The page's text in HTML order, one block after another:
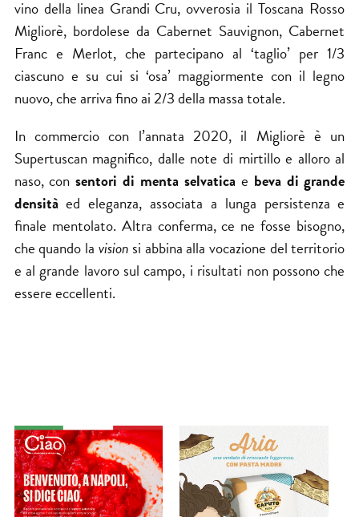
vino della linea Grandi Cru, ovverosia ilToscana Rosso
Migliorè, bordolese da Cabernet Sauvignon, Cabernet
Franc e Merlot, che partecipano al ‘taglio’ per 1/3
ciascuno e su cui si ‘osa’ maggiormente con il legno
nuovo, che arriva fino ai 2/3 della massa totale.
In commercio con l’annata 2020, il Migliorè è un
Supertuscan magnifico, dalle note di mirtillo e alloro al
naso, consentori di menta selvatica e beva di grande
densità ed eleganza, associata a lunga persistenza e
finale mentolato. Altra conferma, ce ne fosse bisogno,
che quando la vision si abbina alla vocazione del territorio
e al grande lavoro sul campo, i risultati non possono che
essere eccellenti.